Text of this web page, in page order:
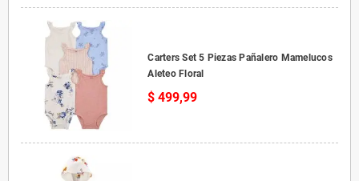
Carters Set 5 Piezas Pañalero Mamelucos
Aleteo Floral
$ 499,99